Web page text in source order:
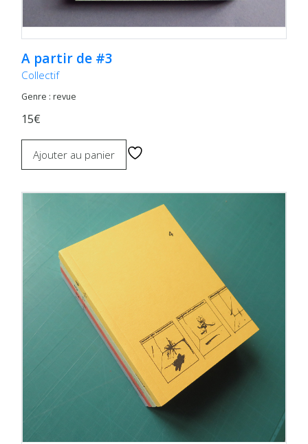
A partir de #3
Collectif
Genre : revue
15€
Ajouter au panier